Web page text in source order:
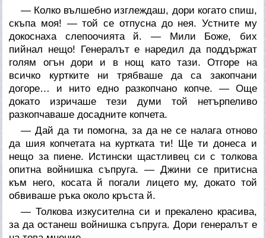
— Колко вълшебно изглеждаш, дори когато спиш,
скъпа моя! — той се отпусна до нея. Устните му
докоснаха слепоочията й. — Мили Боже, бих
пийнал нещо! Генералът е наредил да поддържат
голям огън дори и в нощ като тази. Отгоре на
всичко куртките ни трябваше да са закопчани
догоре… и нито едно разкопчано копче. — Още
докато изричаше тези думи той нетърпеливо
разкопчаваше досадните копчета.
— Дай да ти помогна, за да не се налага отново
да шия копчетата на куртката ти! Ще ти донеса и
нещо за пиене. Истински щастливец си с толкова
опитна войнишка съпруга. — Джини се притисна
към него, косата й погали лицето му, докато той
обвиваше ръка около кръста й.
— Толкова изкусителна си и прекалено красива,
за да останеш войнишка съпруга. Дори генералът е